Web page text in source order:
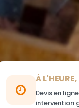
À
Devis en
intervention